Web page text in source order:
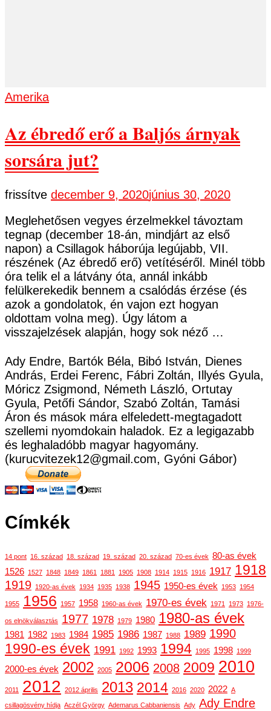
Amerika
Az ébredő erő a Baljós árnyak
sorsára jut?
frissítve december 9, 2020június 30, 2020
Meglehetősen vegyes érzelmekkel távoztam
tegnap (december 18-án, mindjárt az első
napon) a Csillagok háborúja legújabb, VII.
részének (Az ébredő erő) vetítéséről. Minél több
óra telik el a látvány óta, annál inkább
felülkerekedik bennem a csalódás érzése (és
azok a gondolatok, én vajon ezt hogyan
oldottam volna meg). Úgy látom a
visszajelzések alapján, hogy sok néző …
Ady Endre, Bartók Béla, Bibó István, Dienes
András, Erdei Ferenc, Fábri Zoltán, Illyés Gyula,
Móricz Zsigmond, Németh László, Ortutay
Gyula, Petőfi Sándor, Szabó Zoltán, Tamási
Áron és mások mára elfeledett-megtagadott
szellemi nyomdokain haladok. Ez a legigazabb
és leghaladóbb magyar hagyomány.
(kurucvitezek12@gmail.com, Gyóni Gábor)
Címkék
14 pont 16. század 18. század 19. század 20. század 70-es évek 80-as évek
1526 1527 1848 1849 1861 1881 1905 1908 1914 1915 1916 1917 1918
1919 1920-as évek 1934 1935 1938 1945 1950-es évek 1953 1954
1955 1956 1957 1958 1960-as évek 1970-es évek 1971 1973 1976-
os elnökválasztás 1977 1978 1979 1980 1980-as évek
1981 1982 1983 1984 1985 1986 1987 1988 1989 1990
1990-es évek 1991 1992 1993 1994 1995 1998 1999
2000-es évek 2002 2005 2006 2008 2009 2010
2011 2012 2012 április 2013 2014 2016 2020 2022 A
csillagösvény hídja Aczél György Ademarus Cabbaniensis Ady Ady Endre